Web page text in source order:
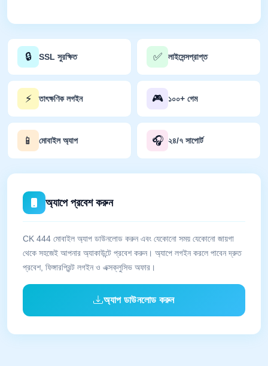
🔒 SSL সুরক্ষিত ✅ লাইসেন্সপ্রাপ্ত
⚡ তাৎক্ষণিক লগইন 🎮 ১০০+ গেম
📱 মোবাইল অ্যাপ 🎧 ২৪/৭ সাপোর্ট
অ্যাপে প্রবেশ করুন
CK 444 মোবাইল অ্যাপ ডাউনলোড করুন এবং যেকোনো সময় যেকোনো জায়গা
থেকে সহজেই আপনার অ্যাকাউন্টে প্রবেশ করুন। অ্যাপে লগইন করলে পাবেন দ্রুত
প্রবেশ, ফিঙ্গারপ্রিন্ট লগইন ও এক্সক্লুসিভ অফার।
অ্যাপ ডাউনলোড করুন